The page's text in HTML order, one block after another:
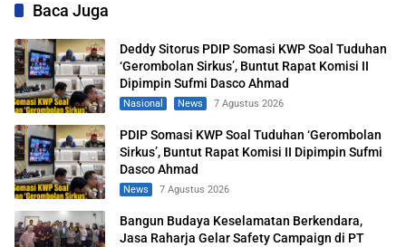
Baca Juga
Deddy Sitorus PDIP Somasi KWP Soal Tuduhan
‘Gerombolan Sirkus’, Buntut Rapat Komisi II
Dipimpin Sufmi Dasco Ahmad
Nasional News 7 Agustus 2026
PDIP Somasi KWP Soal Tuduhan ‘Gerombolan
Sirkus’, Buntut Rapat Komisi II Dipimpin Sufmi
Dasco Ahmad
News 7 Agustus 2026
Bangun Budaya Keselamatan Berkendara,
Jasa Raharja Gelar Safety Campaign di PT